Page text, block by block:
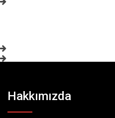
Hakkımızda